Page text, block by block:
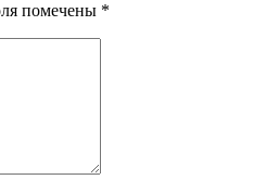
помечены *